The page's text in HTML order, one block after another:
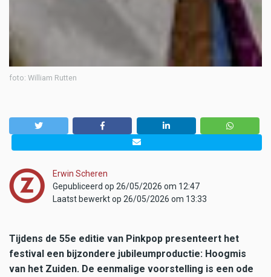
foto: William Rutten
Erwin Scheren
Gepubliceerd op 26/05/2026 om 12:47
Laatst bewerkt op 26/05/2026 om 13:33
Tijdens de 55e editie van Pinkpop presenteert het
festival een bijzondere jubileumproductie: Hoogmis
van het Zuiden. De eenmalige voorstelling is een ode